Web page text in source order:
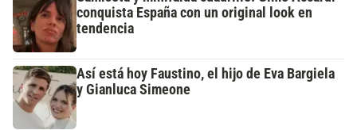
conquista España con un original look en
tendencia
Así está hoy Faustino, el hijo de Eva Bargiela
y Gianluca Simeone